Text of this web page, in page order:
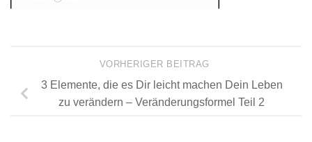
VORHERIGER BEITRAG
3 Elemente, die es Dir leicht machen Dein Leben
zu verändern – Veränderungsformel Teil 2